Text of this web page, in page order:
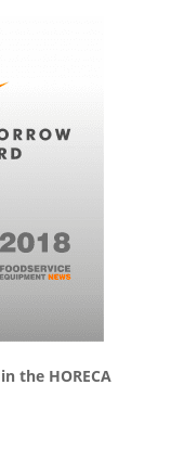
the HORECA